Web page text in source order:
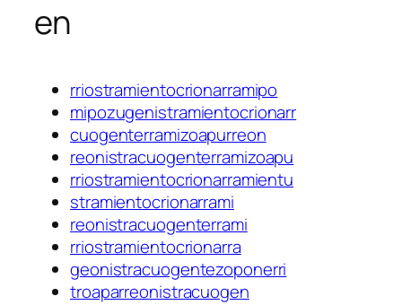
en
rriostramientocrionarramipo
mipozugenistramientocrionarr
cuogenterramizoapurreon
reonistracuogenterramizoapu
rriostramientocrionarramientu
stramientocrionarrami
reonistracuogenterrami
rriostramientocrionarra
geonistracuogentezoponerri
troaparreonistracuogen